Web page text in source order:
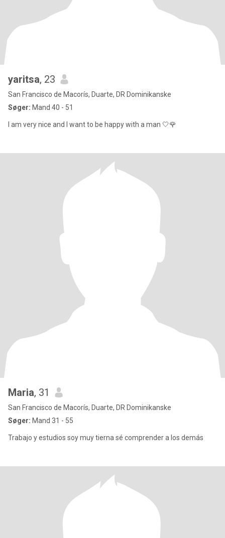
yaritsa, 23
San Francisco de Macorís, Duarte, DR Dominikanske
Søger: Mand 40 - 51
I am very nice and I want to be happy with a man 🤍🌹
Maria, 31
San Francisco de Macorís, Duarte, DR Dominikanske
Søger: Mand 31 - 55
Trabajo y estudios soy muy tierna sé comprender a los demás